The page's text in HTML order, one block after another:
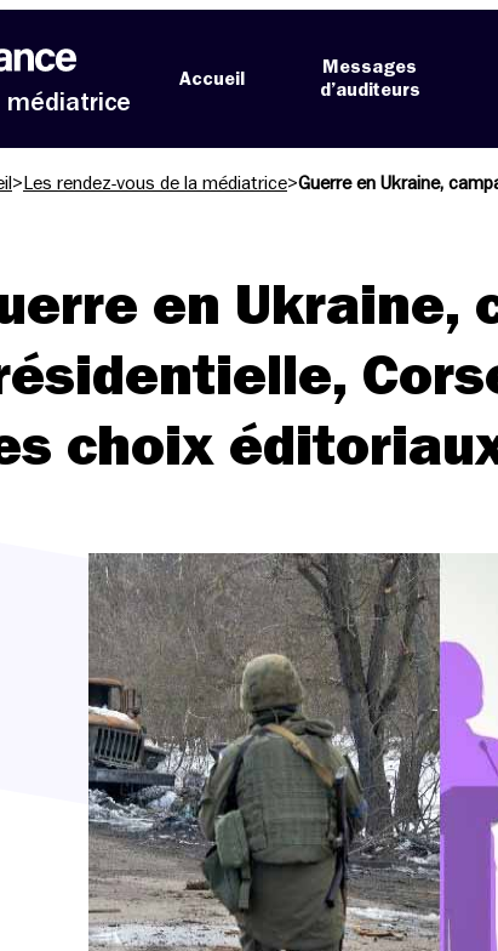
médiatrice
Accueil
Messages
d’auditeurs
> Les rendez-vous de la médiatrice>Guerre en Ukraine,
en Ukraine,
choix